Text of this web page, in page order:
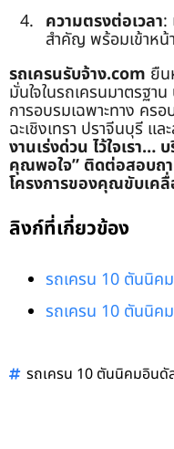
ความตรงต่อเวลา:
สำคัญ พร้อมเข้าห
รถเครนรับจ้าง.com ยืน
มั่นใจในรถเครนมาตรฐ
การอบรมเฉพาะทาง ค
ฉะเชิงเทรา ปราจีนบุรี แล
งานเร่งด่วน ไว้ใจเรา…
คุณพอใจ” ติดต่อสอบถ
โครงการของคุณขับเค
ลิงก์ที่เกี่ยวข้อง
รถเครน 10 ตันนิค
รถเครน 10 ตันนิค
รถเครน 10 ตันนิคมอินดั